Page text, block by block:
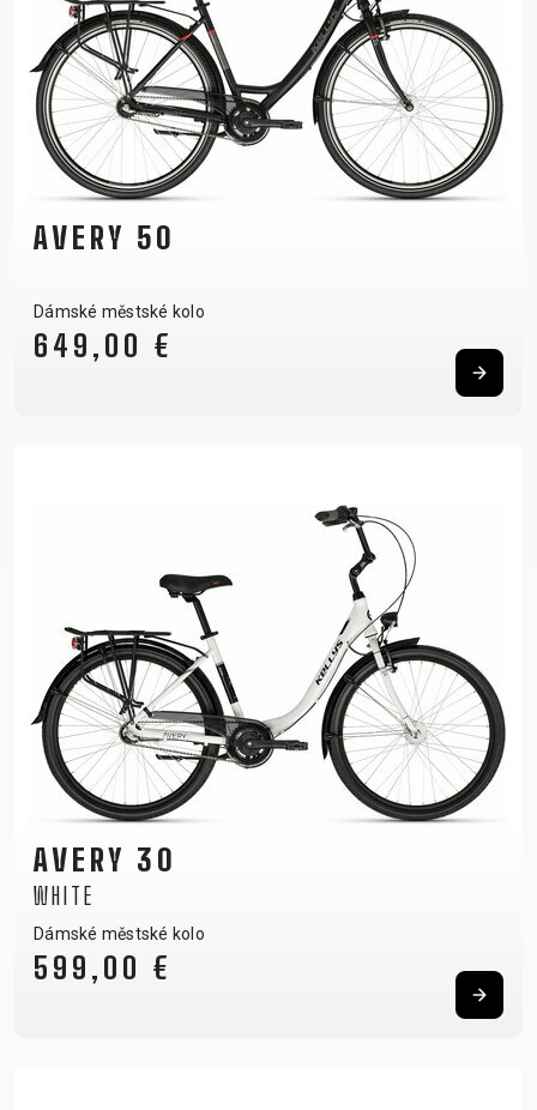
AVERY 50
Dámské městské kolo
649,00 €
AVERY 30
WHITE
Dámské městské kolo
599,00 €